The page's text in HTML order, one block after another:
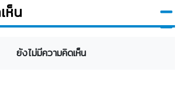
ห็น
ยังไม่มีความคิดเห็น